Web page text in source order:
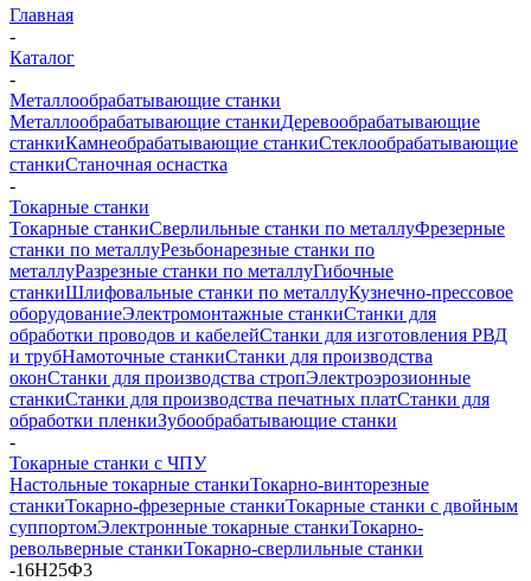
Главная
-
Каталог
-
Металлообрабатывающие станки
Металлообрабатывающие станкиДеревообрабатывающие
станкиКамнеобрабатывающие станкиСтеклообрабатывающие
станкиСтаночная оснастка
-
Токарные станки
Токарные станкиСверлильные станки по металлуФрезерные
станки по металлуРезьбонарезные станки по
металлуРазрезные станки по металлуГибочные
станкиШлифовальные станки по металлуКузнечно-прессовое
оборудованиеЭлектромонтажные станкиСтанки для
обработки проводов и кабелейСтанки для изготовления РВД
и трубНамоточные станкиСтанки для производства
оконСтанки для производства стропЭлектроэрозионные
станкиСтанки для производства печатных платСтанки для
обработки пленкиЗубообрабатывающие станки
-
Токарные станки с ЧПУ
Настольные токарные станкиТокарно-винторезные
станкиТокарно-фрезерные станкиТокарные станки с двойным
суппортомЭлектронные токарные станкиТокарно-
револьверные станкиТокарно-сверлильные станки
-16Н25Ф3